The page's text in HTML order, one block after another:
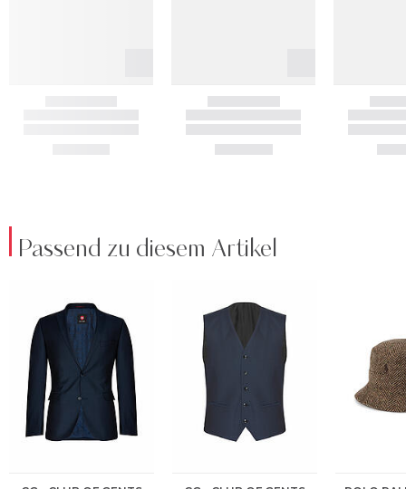
Passend zu diesem Artikel